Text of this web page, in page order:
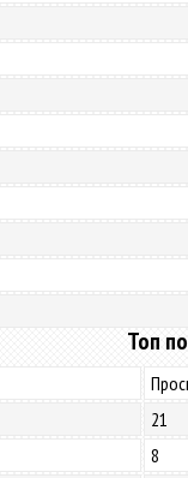
Топ
21
8